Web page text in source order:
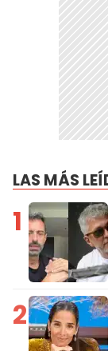
LAS MÁS
1
2